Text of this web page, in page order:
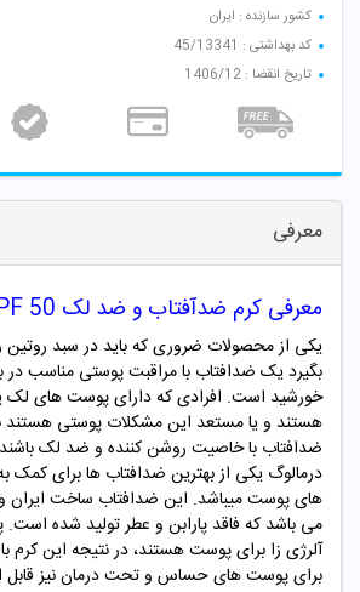
کشور سازنده : ایران
کد بهداشتی : 45/13341
تاریخ انقضا : 1406/12
معرفی
معرفی کرم ضدآفتاب و ضد لک SPF 50 درمالوگ
یکی از محصولات ضروری که باید در سبد روتین
بگیرد یک ضدافتاب با مراقبت پوستی مناسب در
خورشید است. افرادی که دارای پوست های لک
هستند و یا مستعد این مشکلات پوستی هستند
ضدافتاب با خاصیت روشن کننده و ضد لک
درمالوگ یکی از بهترین ضدافتاب ها برای کمک
های پوست میباشد. این ضدافتاب ساخت ایران
می باشد که فاقد پارابن و عطر تولید شده است.
آلرژی زا برای پوست هستند، در نتیجه این کرم
برای پوست های حساس و تحت درمان نیز قابل